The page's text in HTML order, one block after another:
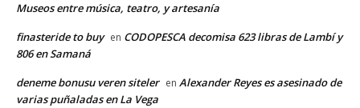
Museos entre música, teatro, y artesanía
finasteride to buy en CODOPESCA decomisa 623 libras de Lambí y
806 en Samaná
deneme bonusu veren siteler en Alexander Reyes es asesinado de
varias puñaladas en La Vega